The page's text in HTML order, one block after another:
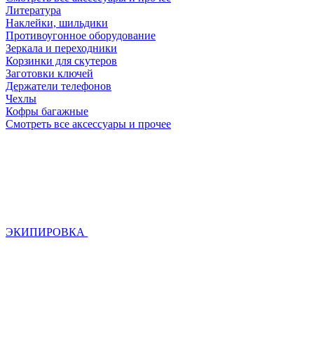
Литература
Наклейки, шильдики
Противоугонное оборудование
Зеркала и переходники
Корзинки для скутеров
Заготовки ключей
Держатели телефонов
Чехлы
Кофры багажные
Смотреть все аксессуары и прочее
ЭКИПИРОВКА